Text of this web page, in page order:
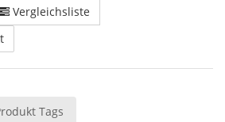
Vergleichsliste
Tags